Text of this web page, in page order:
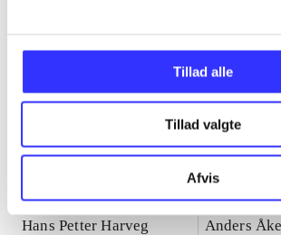
Tillad alle
Tillad valgte
Afvis
Staldens hemmelighed
Hans Petter Harveg
Langs
Anders